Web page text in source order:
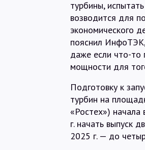
турбины,
возводится для
экономического
пояснил
даже если что-то
мощности для
Подготовку к
турбин на
«Ростех») начала
г. начать выпуск
2025 г. — до